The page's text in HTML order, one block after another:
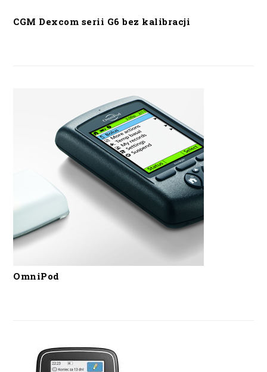
CGM Dexcom serii G6 bez kalibracji
OmniPod